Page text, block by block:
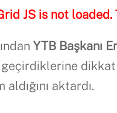
JS is not
YTB Başkanı
dikkat
aktardı.